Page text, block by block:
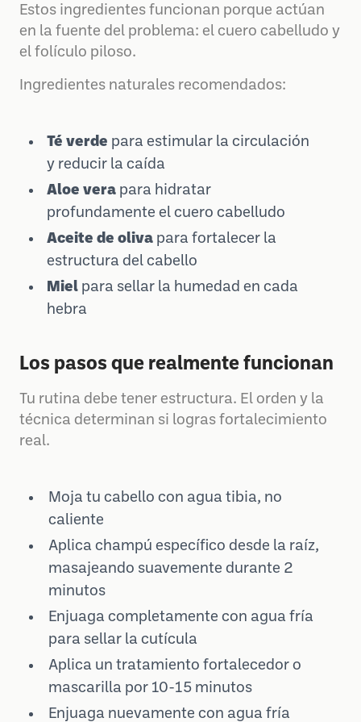
Estos ingredientes funcionan porque actúan
en la fuente del problema: el cuero cabelludo y
el folículo piloso.
Ingredientes naturales recomendados:
Té verde para estimular la circulación
y reducir la caída
Aloe vera para hidratar
profundamente el cuero cabelludo
Aceite de oliva para fortalecer la
estructura del cabello
Miel para sellar la humedad en cada
hebra
Los pasos que realmente funcionan
Tu rutina debe tener estructura. El orden y la
técnica determinan si logras fortalecimiento
real.
Moja tu cabello con agua tibia, no
caliente
Aplica champú específico desde la raíz,
masajeando suavemente durante 2
minutos
Enjuaga completamente con agua fría
para sellar la cutícula
Aplica un tratamiento fortalecedor o
mascarilla por 10-15 minutos
Enjuaga nuevamente con agua fría